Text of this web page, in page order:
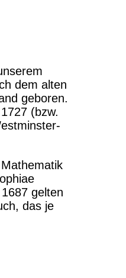
dem alten
geboren.
(bzw.
gelten
das je